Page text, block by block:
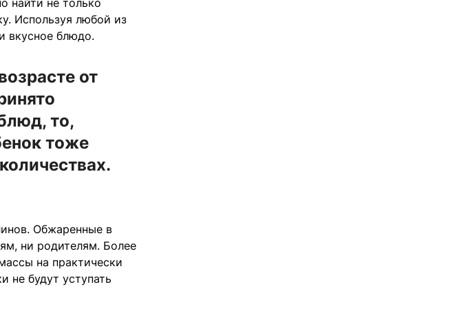
найти не только
Используя любой из
вкусное блюдо.
от
то,
тоже
Обжаренные в
ни родителям. Более
на практически
не будут уступать